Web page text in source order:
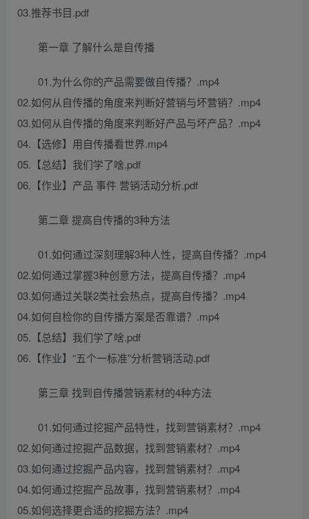
03.推荐书目.pdf
第一章 了解什么是自传播
01.为什么你的产品需要做自传播？.mp4
02.如何从自传播的角度来判断好营销与坏营销？.mp4
03.如何从自传播的角度来判断好产品与坏产品？.mp4
04.【选修】用自传播看世界.mp4
05.【总结】我们学了啥.pdf
06.【作业】产品 事件 营销活动分析.pdf
第二章 提高自传播的3种方法
01.如何通过深刻理解3种人性，提高自传播？.mp4
02.如何通过掌握3种创意方法，提高自传播？.mp4
03.如何通过关联2类社会热点，提高自传播？.mp4
04.如何自检你的自传播方案是否靠谱？.mp4
05.【总结】我们学了啥.pdf
06.【作业】“五个一标准”分析营销活动.pdf
第三章 找到自传播营销素材的4种方法
01.如何通过挖掘产品特性，找到营销素材？.mp4
02.如何通过挖掘产品数据，找到营销素材？.mp4
03.如何通过挖掘产品内容，找到营销素材？.mp4
04.如何通过挖掘产品故事，找到营销素材？.mp4
05.如何选择更合适的挖掘方法？.mp4